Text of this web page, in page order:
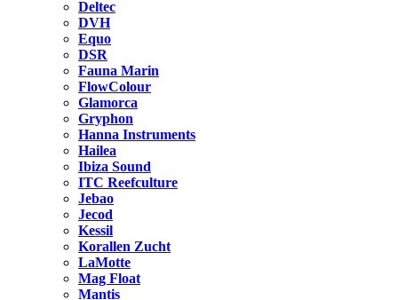
Deltec
DVH
Equo
DSR
Fauna Marin
FlowColour
Glamorca
Gryphon
Hanna Instruments
Hailea
Ibiza Sound
ITC Reefculture
Jebao
Jecod
Kessil
Korallen Zucht
LaMotte
Mag Float
Mantis